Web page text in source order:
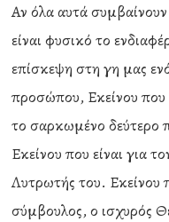
Αν όλα αυτά
είναι φυσικό το
επίσκεψη στη γη μας
προσώπου, Εκείνου που
το σαρκωμένο δεύτερο
Εκείνου που είναι για
Λυτρωτής του. Εκείνου
σύμβουλος, ο ισχυρός